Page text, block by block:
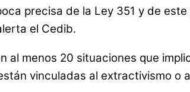
precisa de la Ley 351 y de
el Cedib.
menos 20 situaciones que
vinculadas al extractivismo o